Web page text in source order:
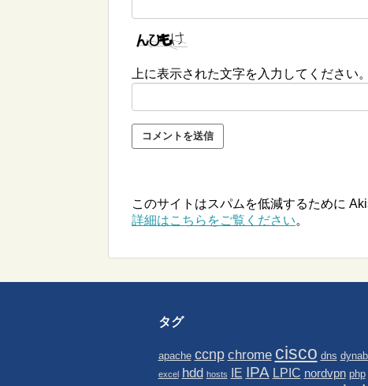
上に表示された文字を入力してください。
このサイトはスパムを低減するために
詳細はこちらをご覧ください。
タグ
apache ccnp chrome cisco dns
excel hdd hosts IE IPA LPIC nordvpn php